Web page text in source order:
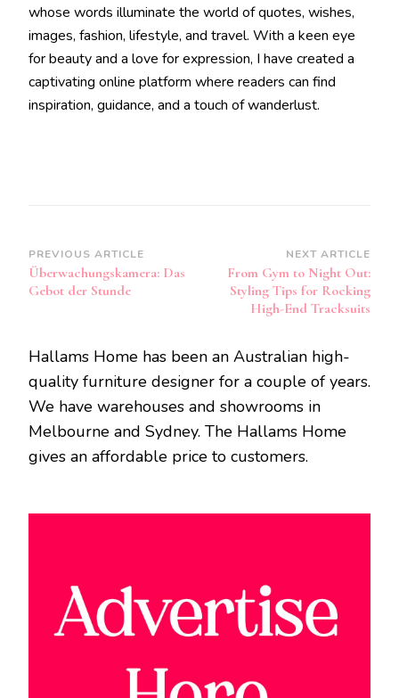
whose words illuminate the world of quotes, wishes,
images, fashion, lifestyle, and travel. With a keen eye
for beauty and a love for expression, I have created a
captivating online platform where readers can find
inspiration, guidance, and a touch of wanderlust.
Post
Navigation
PREVIOUS ARTICLE
Überwachungskamera: Das
Gebot der Stunde
NEXT ARTICLE
From Gym to Night Out:
Styling Tips for Rocking
High-End Tracksuits
Hallams Home has been an Australian high-
quality furniture designer for a couple of years.
We have warehouses and showrooms in
Melbourne and Sydney. The Hallams Home
gives an affordable price to customers.